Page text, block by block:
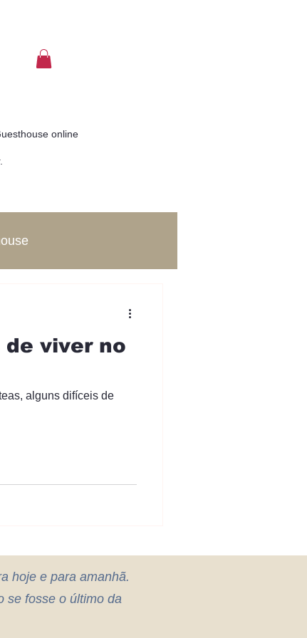
online
de viver no
hoje e para amanhã.
se fosse o último da